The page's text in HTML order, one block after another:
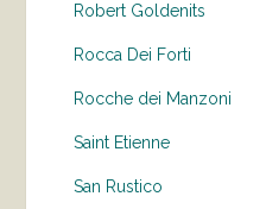
Robert Goldenits
Rocca Dei Forti
Rocche dei Manzoni
Saint Etienne
San Rustico